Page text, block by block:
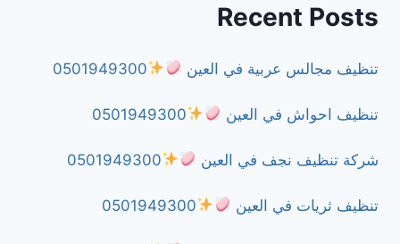
Recent Posts
تنظيف مجالس عربية في العين 0501949300
تنظيف احواش في العين 0501949300
شركة تنظيف نجف في العين 0501949300
تنظيف ثريات في العين 0501949300